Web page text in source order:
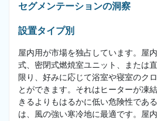
セグメンテーションの洞察
設置タイプ別
屋内用が市場を独占しています。屋
式、密閉式燃焼室ユニット、または
限り、好みに応じて浴室や寝室のク
とができます。それはヒーターが凍
きるよりもはるかに低い危険性であ
は、風の強い寒冷地に最適です。屋